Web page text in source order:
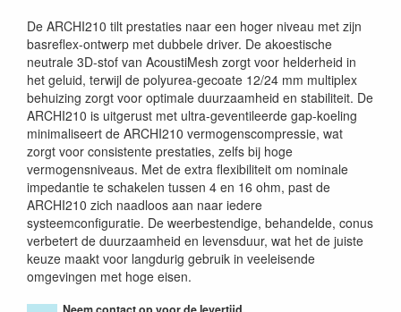
De ARCHI210 tilt prestaties naar een hoger niveau met zijn
basreflex-ontwerp met dubbele driver. De akoestische
neutrale 3D-stof van AcoustiMesh zorgt voor helderheid in
het geluid, terwijl de polyurea-gecoate 12/24 mm multiplex
behuizing zorgt voor optimale duurzaamheid en stabiliteit. De
ARCHI210 is uitgerust met ultra-geventileerde gap-koeling
minimaliseert de ARCHI210 vermogenscompressie, wat
zorgt voor consistente prestaties, zelfs bij hoge
vermogensniveaus. Met de extra flexibiliteit om nominale
impedantie te schakelen tussen 4 en 16 ohm, past de
ARCHI210 zich naadloos aan naar iedere
systeemconfiguratie. De weerbestendige, behandelde, conus
verbetert de duurzaamheid en levensduur, wat het de juiste
keuze maakt voor langdurig gebruik in veeleisende
omgevingen met hoge eisen.